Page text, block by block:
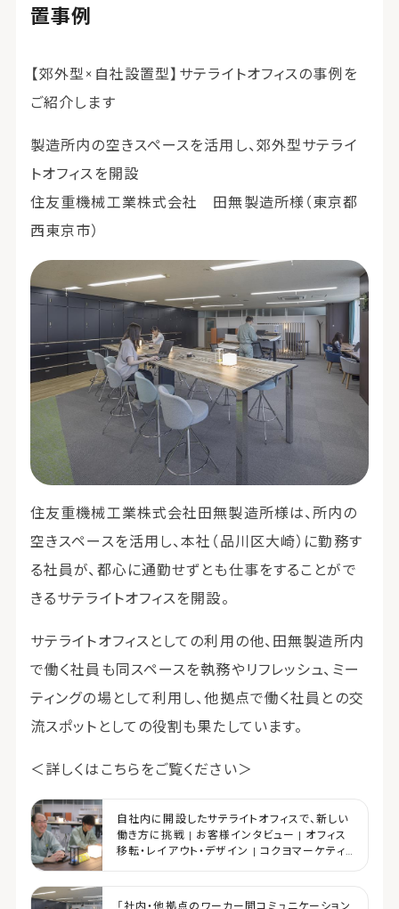
置事例
【郊外型×自社設置型】サテライトオフィスの事例を
ご紹介します
製造所内の空きスペースを活用し、郊外型サテライ
トオフィスを開設
住友重機械工業株式会社 田無製造所様（東京都
西東京市）
住友重機械工業株式会社田無製造所様は、所内の
空きスペースを活用し、本社（品川区大崎）に勤務す
る社員が、都心に通勤せずとも仕事をすることがで
きるサテライトオフィスを開設。
サテライトオフィスとしての利用の他、田無製造所内
で働く社員も同スペースを執務やリフレッシュ、ミー
ティングの場として利用し、他拠点で働く社員との交
流スポットとしての役割も果たしています。
＜詳しくはこちらをご覧ください＞
自社内に開設したサテライトオフィスで、新しい
働き方に挑戦 | お客様インタビュー | オフィス
移転・レイアウト・デザイン | コクヨマーケティ
「社内・他拠点のワーカー間コミュニケーション